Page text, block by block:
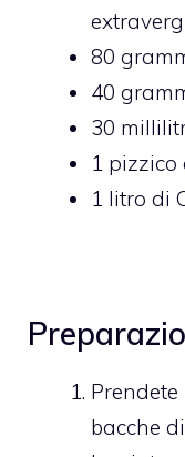
80
40
30
1 pizzico
1 litro di
bacche